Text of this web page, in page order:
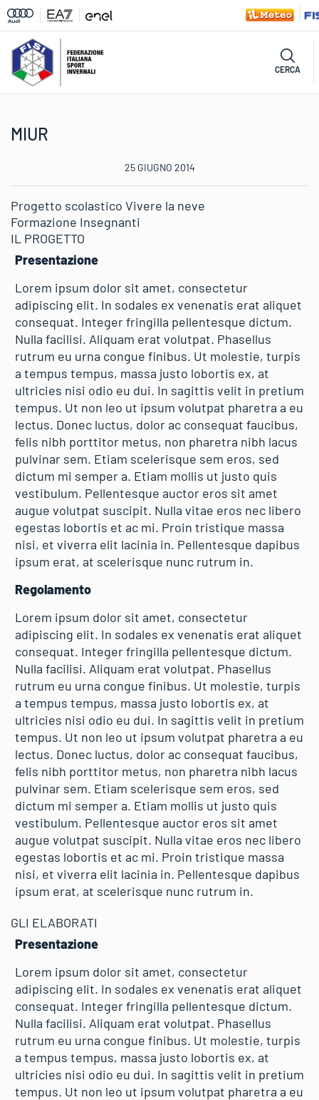
CERCA
MIUR
25 GIUGNO 2014
Progetto scolastico Vivere la neve
Formazione Insegnanti
IL PROGETTO
Presentazione
Lorem ipsum dolor sit amet, consectetur
adipiscing elit. In sodales ex venenatis erat aliquet
consequat. Integer fringilla pellentesque dictum.
Nulla facilisi. Aliquam erat volutpat. Phasellus
rutrum eu urna congue finibus. Ut molestie, turpis
a tempus tempus, massa justo lobortis ex, at
ultricies nisi odio eu dui. In sagittis velit in pretium
tempus. Ut non leo ut ipsum volutpat pharetra a eu
lectus. Donec luctus, dolor ac consequat faucibus,
felis nibh porttitor metus, non pharetra nibh lacus
pulvinar sem. Etiam scelerisque sem eros, sed
dictum mi semper a. Etiam mollis ut justo quis
vestibulum. Pellentesque auctor eros sit amet
augue volutpat suscipit. Nulla vitae eros nec libero
egestas lobortis et ac mi. Proin tristique massa
nisi, et viverra elit lacinia in. Pellentesque dapibus
ipsum erat, at scelerisque nunc rutrum in.
Regolamento
Lorem ipsum dolor sit amet, consectetur
adipiscing elit. In sodales ex venenatis erat aliquet
consequat. Integer fringilla pellentesque dictum.
Nulla facilisi. Aliquam erat volutpat. Phasellus
rutrum eu urna congue finibus. Ut molestie, turpis
a tempus tempus, massa justo lobortis ex, at
ultricies nisi odio eu dui. In sagittis velit in pretium
tempus. Ut non leo ut ipsum volutpat pharetra a eu
lectus. Donec luctus, dolor ac consequat faucibus,
felis nibh porttitor metus, non pharetra nibh lacus
pulvinar sem. Etiam scelerisque sem eros, sed
dictum mi semper a. Etiam mollis ut justo quis
vestibulum. Pellentesque auctor eros sit amet
augue volutpat suscipit. Nulla vitae eros nec libero
egestas lobortis et ac mi. Proin tristique massa
nisi, et viverra elit lacinia in. Pellentesque dapibus
ipsum erat, at scelerisque nunc rutrum in.
GLI ELABORATI
Presentazione
Lorem ipsum dolor sit amet, consectetur
adipiscing elit. In sodales ex venenatis erat aliquet
consequat. Integer fringilla pellentesque dictum.
Nulla facilisi. Aliquam erat volutpat. Phasellus
rutrum eu urna congue finibus. Ut molestie, turpis
a tempus tempus, massa justo lobortis ex, at
ultricies nisi odio eu dui. In sagittis velit in pretium
tempus. Ut non leo ut ipsum volutpat pharetra a eu